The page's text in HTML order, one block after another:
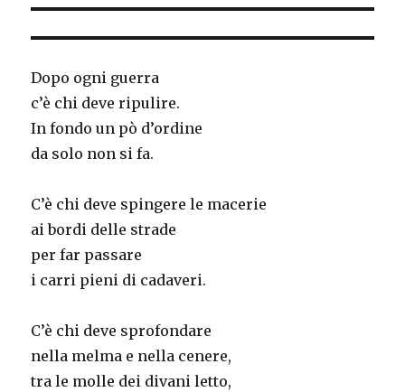
Dopo ogni guerra
c’è chi deve ripulire.
In fondo un pò d’ordine
da solo non si fa.
C’è chi deve spingere le macerie
ai bordi delle strade
per far passare
i carri pieni di cadaveri.
C’è chi deve sprofondare
nella melma e nella cenere,
tra le molle dei divani letto,